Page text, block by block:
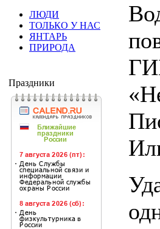
ЛЮДИ
ТОЛЬКО У НАС
ЯНТАРЬ
ПРИРОДА
Праздники